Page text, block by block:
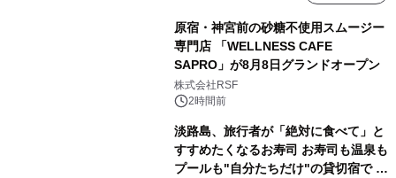
原宿・神宮前の砂糖不使用スムージー
専門店 「WELLNESS CAFE
SAPRO」が8月8日グランドオープン
株式会社RSF
2時間前
淡路島、旅行者が「絶対に食べて」と
すすめたくなるお寿司 お寿司も温泉も
プールも"自分たちだけ"の貸切宿で 1